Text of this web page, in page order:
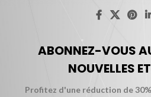
ABONNEZ-VOUS
NOUVELLES
Profitez d'une réduction de